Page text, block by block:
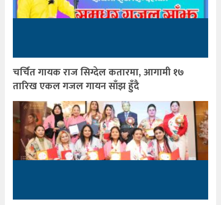
चर्चित गायक राज सिग्देल कतारमा, आगामी १७
तारिख एकल गजल गायन साँझ हुँदै